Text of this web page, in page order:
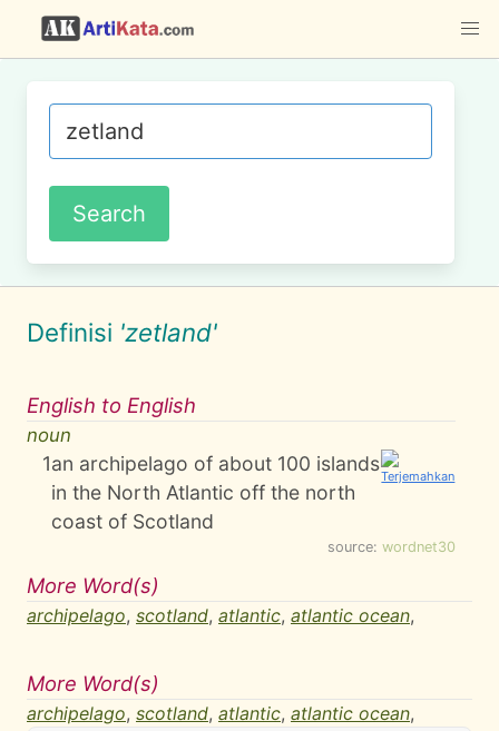
Definisi 'zetland'
English to English
noun
1an archipelago of about 100 islands
in the North Atlantic off the north
coast of Scotland
source: wordnet30
More Word(s)
archipelago, scotland, atlantic, atlantic ocean,
More Word(s)
archipelago, scotland, atlantic, atlantic ocean,